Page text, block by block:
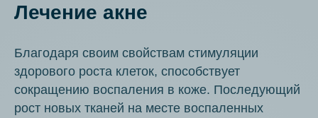
Лечение акне
Благодаря своим свойствам стимуляции
здорового роста клеток, способствует
сокращению воспаления в коже. Последующий
рост новых тканей на месте воспаленных